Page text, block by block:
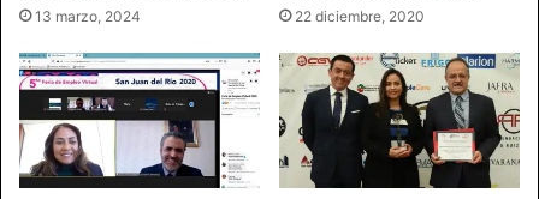
13 marzo, 2024 22 diciembre, 2020